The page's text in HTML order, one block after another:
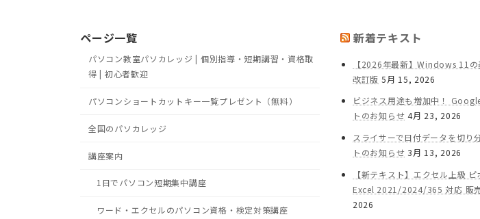
ページ一覧
パソコン教室パソカレッジ | 個別指導・短期講習・資格取
得 | 初心者歓迎
パソコンショートカットキー一覧プレゼント（無料）
全国のパソカレッジ
講座案内
1日でパソコン短期集中講座
ワード・エクセルのパソコン資格・検定対策講座
新着テキスト
【2026年最新】Windows 11
改訂版 5月 15, 2026
ビジネス用途も増加中！
トのお知らせ 4月 23, 2026
スライサーで日付データを切り
トのお知らせ 3月 13, 2026
【新テキスト】エクセル上級
Excel 2021/2024/365 対応 販
2026